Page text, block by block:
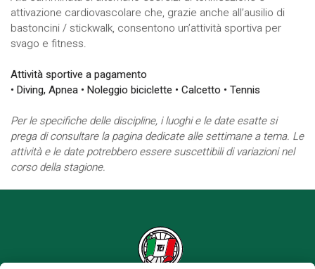
attivazione cardiovascolare che, grazie anche all’ausilio di
bastoncini / stickwalk, consentono un’attività sportiva per
svago e fitness.
Attività sportive a pagamento
• Diving, Apnea • Noleggio biciclette • Calcetto • Tennis
Per le specifiche delle discipline, i luoghi e le date esatte si
prega di consultare la pagina dedicate alle settimane a tema. Le
attività e le date potrebbero essere suscettibili di variazioni nel
corso della stagione.